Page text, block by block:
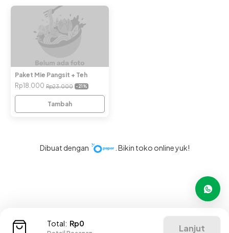
Paket Mie Pangsit + Teh
Rp18.000 Rp23.000 -21 %
Tambah
Total: Rp0 Lanjut
Dibuat dengan . Bikin toko online yuk!